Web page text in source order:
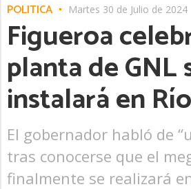
POLITICA Martes 30 de Julio de 2024
Figueroa
planta de GNL
instalará en
El gobernador habló de
tras conocerse que el
finalmente se realizará